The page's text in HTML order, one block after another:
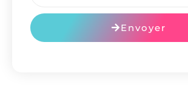
Envoyer